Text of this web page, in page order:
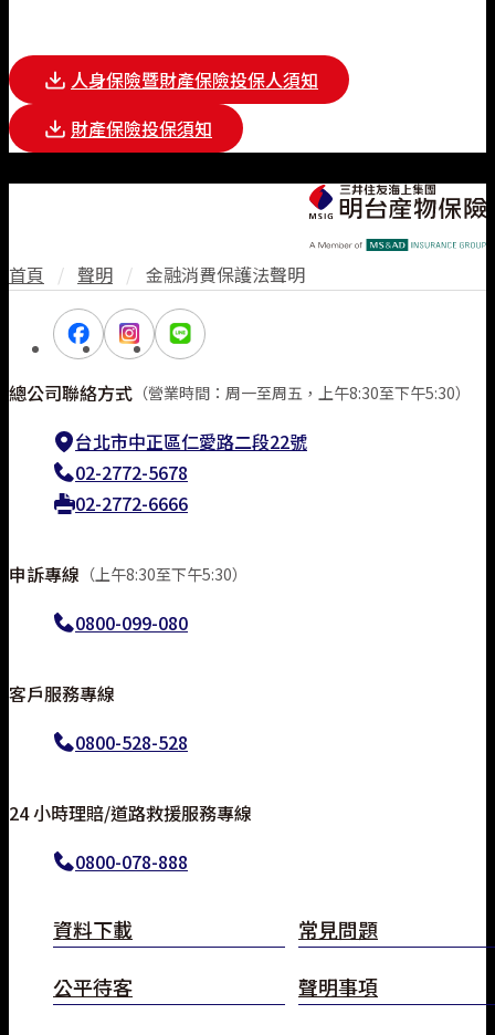
人身保險暨財產保險投保人須知
財產保險投保須知
首頁 / 聲明 / 金融消費保護法聲明
總公司聯絡方式 （營業時間：周一至周五，上午8:30至下午5:30）
台北市中正區仁愛路二段22號
02-2772-5678
02-2772-6666
申訴專線 （上午8:30至下午5:30）
0800-099-080
客戶服務專線
0800-528-528
24 小時理賠/道路救援服務專線
0800-078-888
資料下載
常見問題
公平待客
聲明事項